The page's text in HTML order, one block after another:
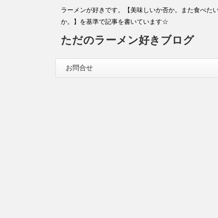
ラーメンが好きです。【美味しいか否か。また食べた
か。】を基準で記事を書いています☆
ただのラーメン好きブログ
お問合せ